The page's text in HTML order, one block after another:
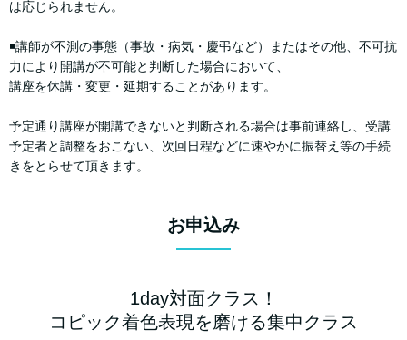
は応じられません。
◾️講師が不測の事態（事故・病気・慶弔など）またはその他、不可抗
力により開講が不可能と判断した場合において、
講座を休講・変更・延期することがあります。
予定通り講座が開講できないと判断される場合は事前連絡し、受講
予定者と調整をおこない、次回日程などに速やかに振替え等の手続
きをとらせて頂きます。
お申込み
1day対面クラス！
コピック着色表現を磨ける集中クラス